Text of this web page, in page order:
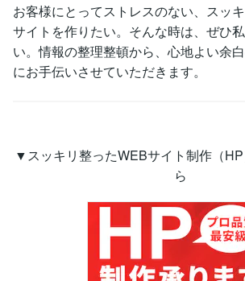
お客様にとってストレスのない、スッ
サイトを作りたい。そんな時は、ぜひ
い。情報の整理整頓から、心地よい余
にお手伝いさせていただきます。
▼スッキリ整ったWEBサイト制作（
ら